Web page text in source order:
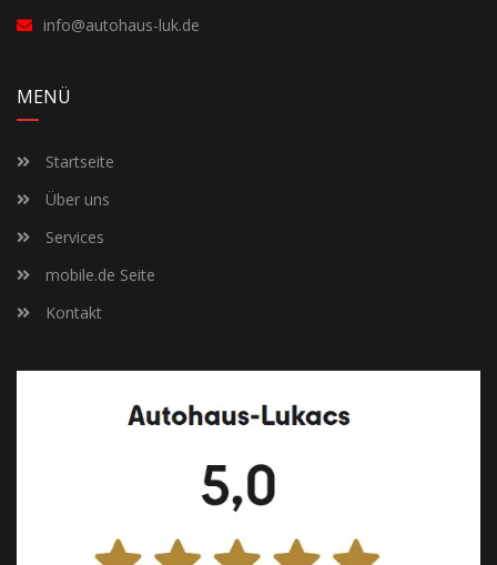
info@autohaus-luk.de
MENÜ
Startseite
Über uns
Services
mobile.de Seite
Kontakt